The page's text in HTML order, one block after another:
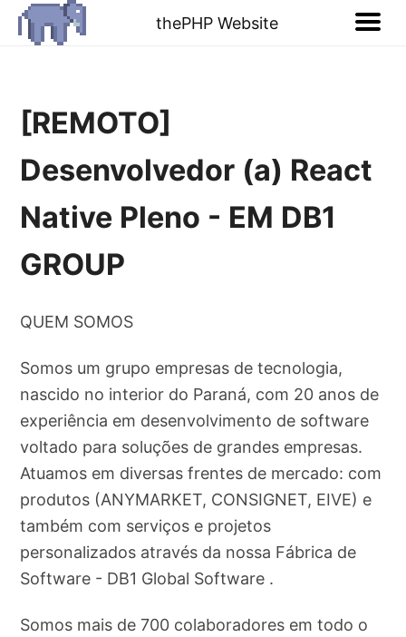
thePHP Website
[REMOTO]
Desenvolvedor (a) React
Native Pleno - EM DB1
GROUP
QUEM SOMOS
Somos um grupo empresas de tecnologia,
nascido no interior do Paraná, com 20 anos de
experiência em desenvolvimento de software
voltado para soluções de grandes empresas.
Atuamos em diversas frentes de mercado: com
produtos (ANYMARKET, CONSIGNET, EIVE) e
também com serviços e projetos
personalizados através da nossa Fábrica de
Software - DB1 Global Software .
Somos mais de 700 colaboradores em todo o